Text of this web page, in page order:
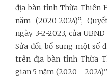
địa bàn tỉnh Thừa Thiên
năm (2020-2024)”;
ngày 3-2-2023, của
Sửa đổi, bổ sung một số
trên địa bàn tỉnh Thừa
gian 5 năm (2020 -